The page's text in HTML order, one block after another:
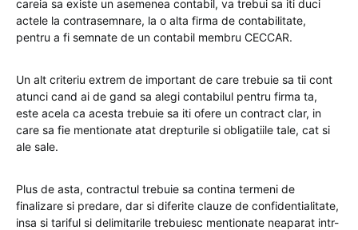
careia sa existe un asemenea contabil, va trebui sa iti duci
actele la contrasemnare, la o alta firma de contabilitate,
pentru a fi semnate de un contabil membru CECCAR.
Un alt criteriu extrem de important de care trebuie sa tii cont
atunci cand ai de gand sa alegi contabilul pentru firma ta,
este acela ca acesta trebuie sa iti ofere un contract clar, in
care sa fie mentionate atat drepturile si obligatiile tale, cat si
ale sale.
Plus de asta, contractul trebuie sa contina termeni de
finalizare si predare, dar si diferite clauze de confidentialitate,
insa si tariful si delimitarile trebuiesc mentionate neaparat intr-